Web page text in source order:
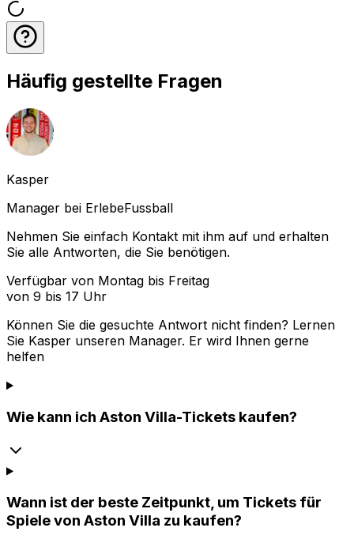
Häufig gestellte Fragen
Kasper
Manager bei ErlebeFussball
Nehmen Sie einfach Kontakt mit ihm auf und erhalten
Sie alle Antworten, die Sie benötigen.
Verfügbar von Montag bis Freitag
von 9 bis 17 Uhr
Können Sie die gesuchte Antwort nicht finden? Lernen
Sie Kasper unseren Manager. Er wird Ihnen gerne
helfen
Wie kann ich Aston Villa-Tickets kaufen?
Wann ist der beste Zeitpunkt, um Tickets für
Spiele von Aston Villa zu kaufen?